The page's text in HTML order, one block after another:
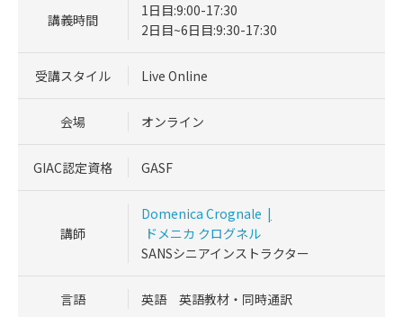
講義時間
1日目:9:00-17:30
2日目~6日目:9:30-17:30
受講スタイル Live Online
会場 オンライン
GIAC認定資格 GASF
講師
Domenica Crognale |
ドメニカ クログネル
SANSシニアインストラクター
言語 英語 英語教材・同時通訳